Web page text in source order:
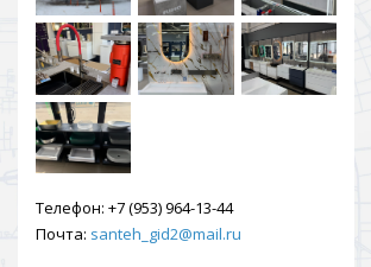
Телефон: +7 (953) 964-13-44
Почта: santeh_gid2@mail.ru